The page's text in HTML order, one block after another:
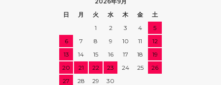
日
月 火 水 木 金
土
1
2 3 4
5
6
7 8 9 10 11
12
13
14 15 16 17 18
19
20
21 22 23 24 25
26
27
28 29 30